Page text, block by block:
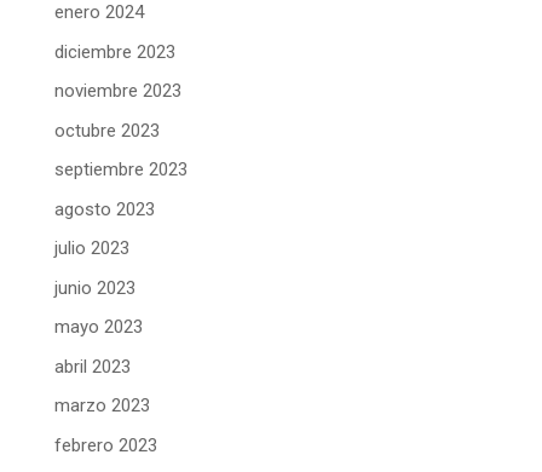
enero 2024
diciembre 2023
noviembre 2023
octubre 2023
septiembre 2023
agosto 2023
julio 2023
junio 2023
mayo 2023
abril 2023
marzo 2023
febrero 2023